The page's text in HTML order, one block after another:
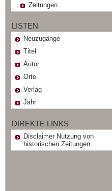
Zeitungen
LISTEN
Neuzugänge
Titel
Autor
Orte
Verlag
Jahr
DIREKTE LINKS
Disclaimer Nutzung von
historischen Zeitungen